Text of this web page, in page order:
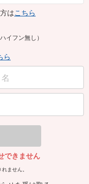
はこちら
ハイフン無し）
ら
できません
ません。